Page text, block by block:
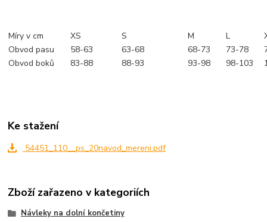
Míry v cm XS S M L
Obvod pasu
58-63 63-68 68-73 73-78
Obvod boků
83-88 88-93 93-98 98-103
Ke stažení
54451_110__ps_20navod_mereni.pdf
Zboží zařazeno v kategoriích
Návleky na dolní končetiny